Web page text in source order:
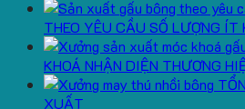
THEO YÊU CẦU SỐ LƯỢNG ÍT
KHOÁ NHẬN DIỆN THƯƠNG
XUẤT